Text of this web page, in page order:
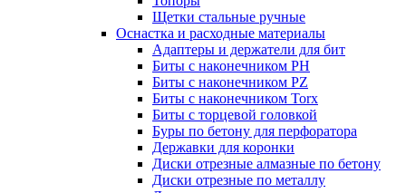
Щетки стальные ручные
Оснастка и расходные материалы
Адаптеры и держатели для бит
Биты с наконечником PH
Биты с наконечником PZ
Биты с наконечником Torx
Биты с торцевой головкой
Буры по бетону для перфоратора
Державки для коронки
Диски отрезные алмазные по бетону
Диски отрезные по металлу